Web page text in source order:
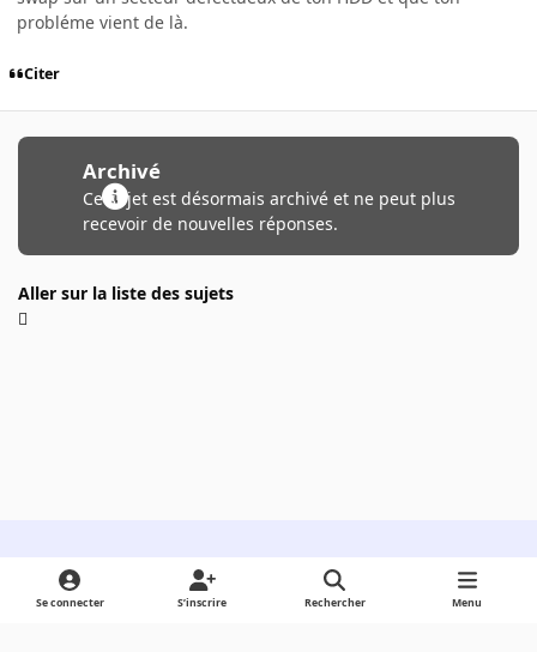
probléme vient de là.
Citer
Archivé
Ce sujet est désormais archivé et ne peut plus
recevoir de nouvelles réponses.
Aller sur la liste des sujets
Light ModeDark ModeSystem Preference
Se connecter S’inscrire Rechercher Menu